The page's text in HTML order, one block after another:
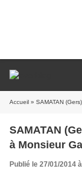
Accueil » SAMATAN (Gers)
SAMATAN
à Monsieur
Publié le 27/01/2014